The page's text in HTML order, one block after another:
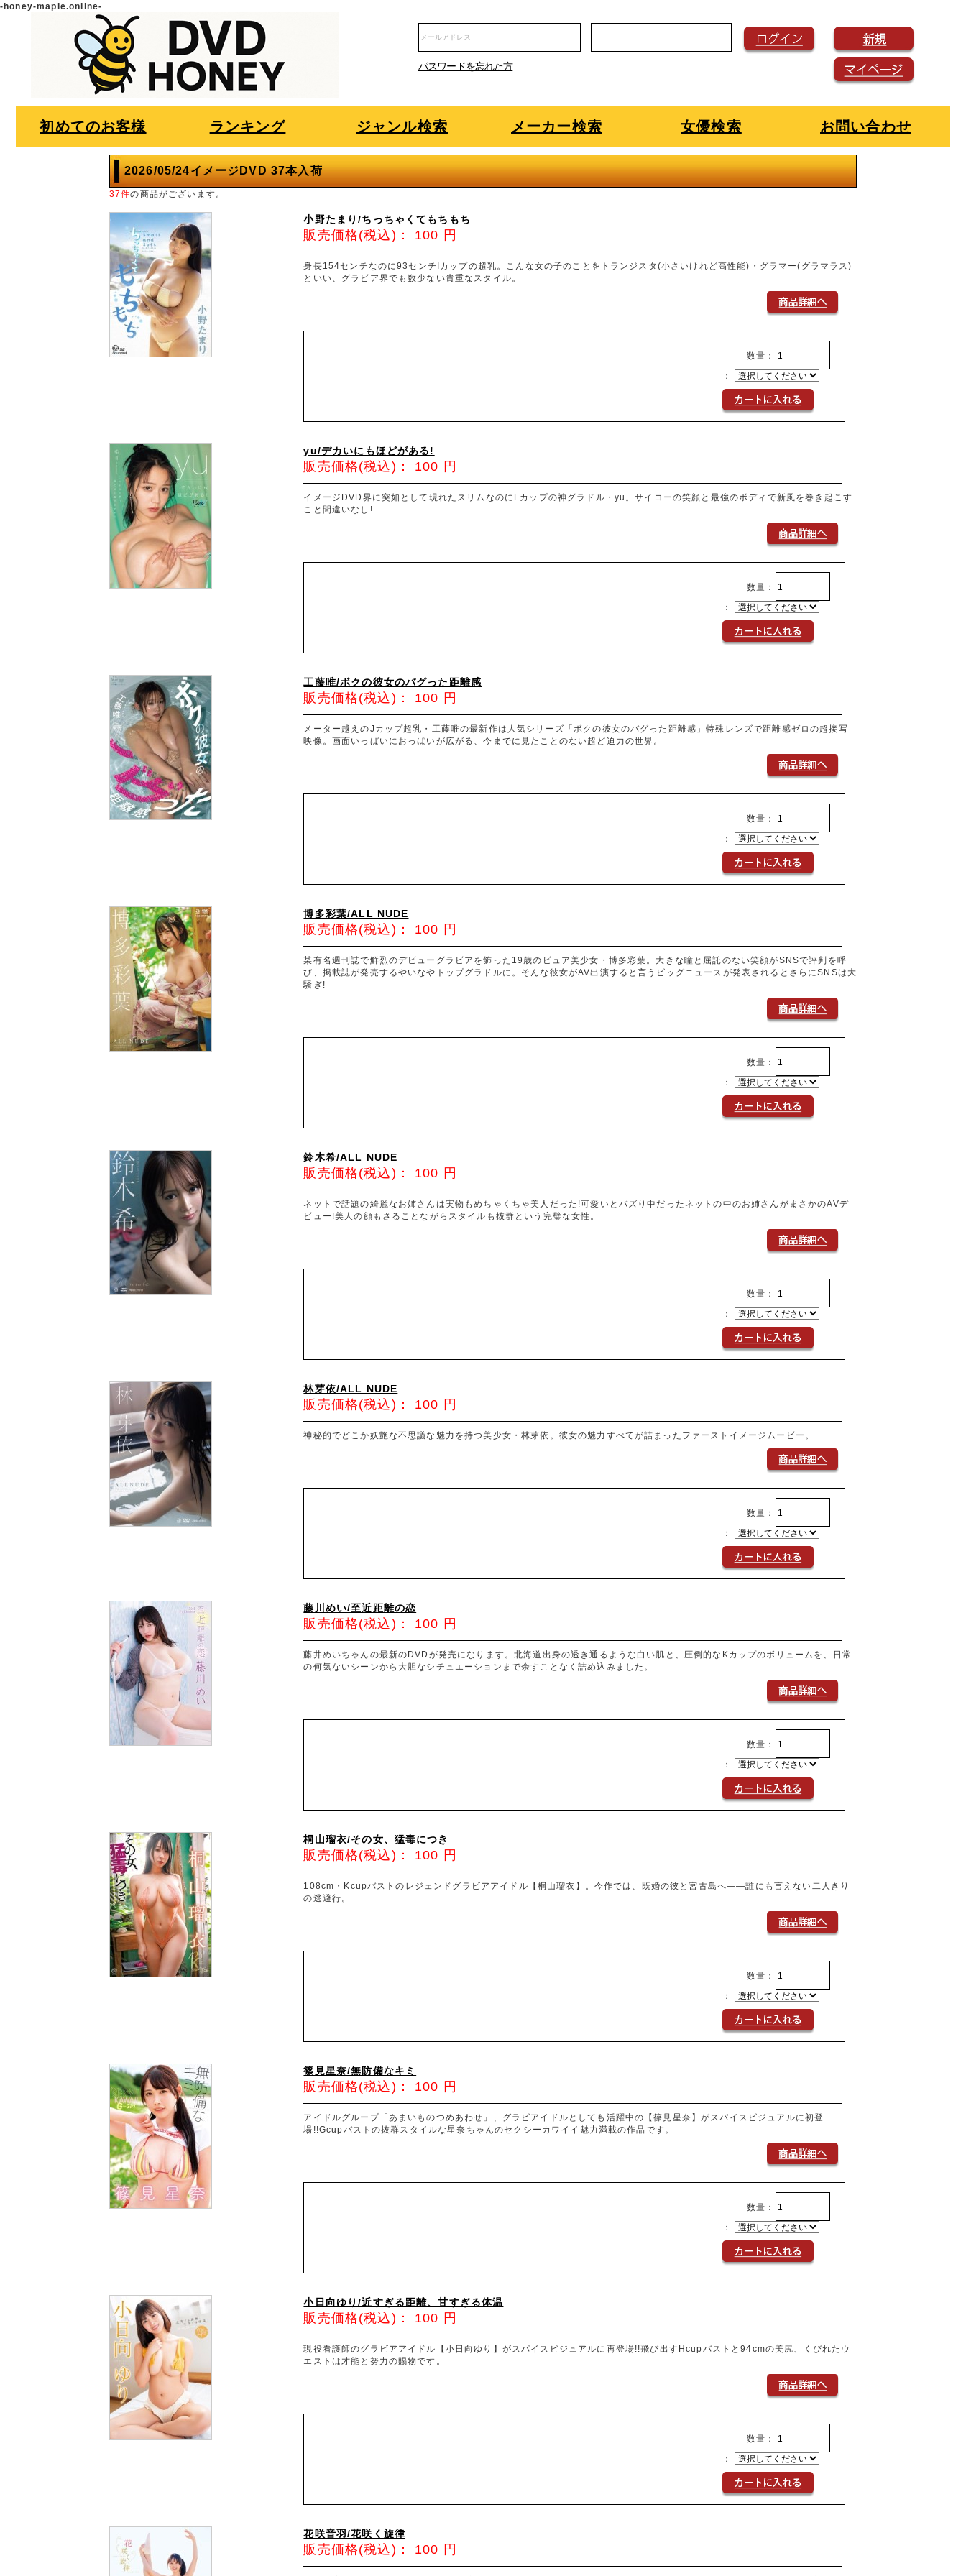
-honey-maple.online-
パスワードを忘れた方
初めてのお客様 ランキング ジャンル検索 メーカー検索 女優検索 お問い合わせ
2026/05/24イメージDVD 37本入荷
37件の商品がございます。
小野たまり/ちっちゃくてもちもち
販売価格(税込)： 100 円
身長154センチなのに93センチIカップの超乳。こんな女の子のことをトランジスタ(小さいけれど高性能)・グラマー(グラマラス)
といい、グラビア界でも数少ない貴重なスタイル。
数量：
：
yu/デカいにもほどがある!
販売価格(税込)： 100 円
イメージDVD界に突如として現れたスリムなのにLカップの神グラドル・yu。サイコーの笑顔と最強のボディで新風を巻き起こす
こと間違いなし!
数量：
：
工藤唯/ボクの彼女のバグった距離感
販売価格(税込)： 100 円
メーター越えのJカップ超乳・工藤唯の最新作は人気シリーズ「ボクの彼女のバグった距離感」特殊レンズで距離感ゼロの超接写
映像。画面いっぱいにおっぱいが広がる、今までに見たことのない超ど迫力の世界。
数量：
：
博多彩葉/ALL NUDE
販売価格(税込)： 100 円
某有名週刊誌で鮮烈のデビューグラビアを飾った19歳のピュア美少女・博多彩葉。大きな瞳と屈託のない笑顔がSNSで評判を呼
び、掲載誌が発売するやいなやトップグラドルに。そんな彼女がAV出演すると言うビッグニュースが発表されるとさらにSNSは大
騒ぎ!
数量：
：
鈴木希/ALL NUDE
販売価格(税込)： 100 円
ネットで話題の綺麗なお姉さんは実物もめちゃくちゃ美人だった!可愛いとバズり中だったネットの中のお姉さんがまさかのAVデ
ビュー!美人の顔もさることながらスタイルも抜群という完璧な女性。
数量：
：
林芽依/ALL NUDE
販売価格(税込)： 100 円
神秘的でどこか妖艶な不思議な魅力を持つ美少女・林芽依。彼女の魅力すべてが詰まったファーストイメージムービー。
数量：
：
藤川めい/至近距離の恋
販売価格(税込)： 100 円
藤井めいちゃんの最新のDVDが発売になります。北海道出身の透き通るような白い肌と、圧倒的なKカップのボリュームを、日常
の何気ないシーンから大胆なシチュエーションまで余すことなく詰め込みました。
数量：
：
桐山瑠衣/その女、猛毒につき
販売価格(税込)： 100 円
108cm・Kcupバストのレジェンドグラビアアイドル【桐山瑠衣】。今作では、既婚の彼と宮古島へ――誰にも言えない二人きり
の逃避行。
数量：
：
篠見星奈/無防備なキミ
販売価格(税込)： 100 円
アイドルグループ「あまいものつめあわせ」、グラビアイドルとしても活躍中の【篠見星奈】がスパイスビジュアルに初登
場!!Gcupバストの抜群スタイルな星奈ちゃんのセクシーカワイイ魅力満載の作品です。
数量：
：
小日向ゆり/近すぎる距離、甘すぎる体温
販売価格(税込)： 100 円
現役看護師のグラビアアイドル【小日向ゆり】がスパイスビジュアルに再登場!!飛び出すHcupバストと94cmの美尻、くびれたウ
エストは才能と努力の賜物です。
数量：
：
花咲音羽/花咲く旋律
販売価格(税込)： 100 円